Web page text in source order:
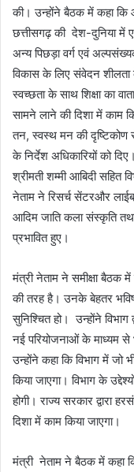
की। उन्होंने बैठक में कहा कि
छत्तीसगढ़ की देश-दुनिया में
अन्य पिछड़ा वर्ग एवं
विकास के लिए संवेदन
स्वच्छता के साथ शिक्षा का
सामने लाने की दिशा में काम
तन, स्वस्थ मन की
के निर्देश अधिकारियों को
श्रीमती शम्मी आबिदी सहित
नेताम ने रिसर्च सेंटरऔर
आदिम जाति कला संस्कृति
प्रभावित हुए।
मंत्री नेताम ने समीक्षा
की तरह है। उनके बेहतर
सुनिश्चित हो। उन्होंने
नई परियोजनाओं के माध्यम से
उन्होंने कहा कि विभाग में जो
किया जाएगा। विभाग के
होगी। राज्य सरकार द्वारा
दिशा में काम किया जाएगा।
मंत्री नेताम ने बैठक में कहा